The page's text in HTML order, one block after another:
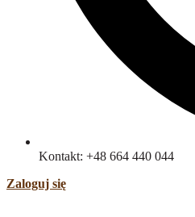
Kontakt: +48 664 440 044
Zaloguj się